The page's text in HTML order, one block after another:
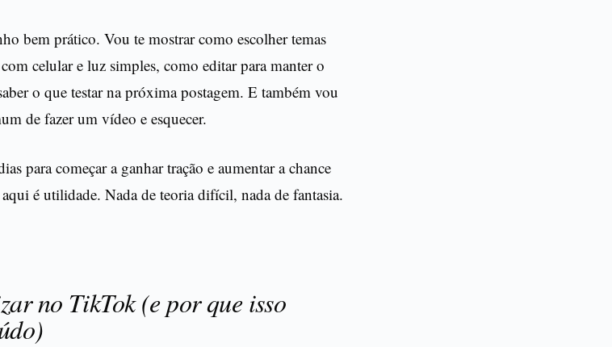
bem prático. Vou te mostrar como escolher temas
celular e luz simples, como editar para manter o
o que testar na próxima postagem. E também vou
de fazer um vídeo e esquecer.
para começar a ganhar tração e aumentar a chance
é utilidade. Nada de teoria difícil, nada de fantasia.
no TikTok (e por que isso